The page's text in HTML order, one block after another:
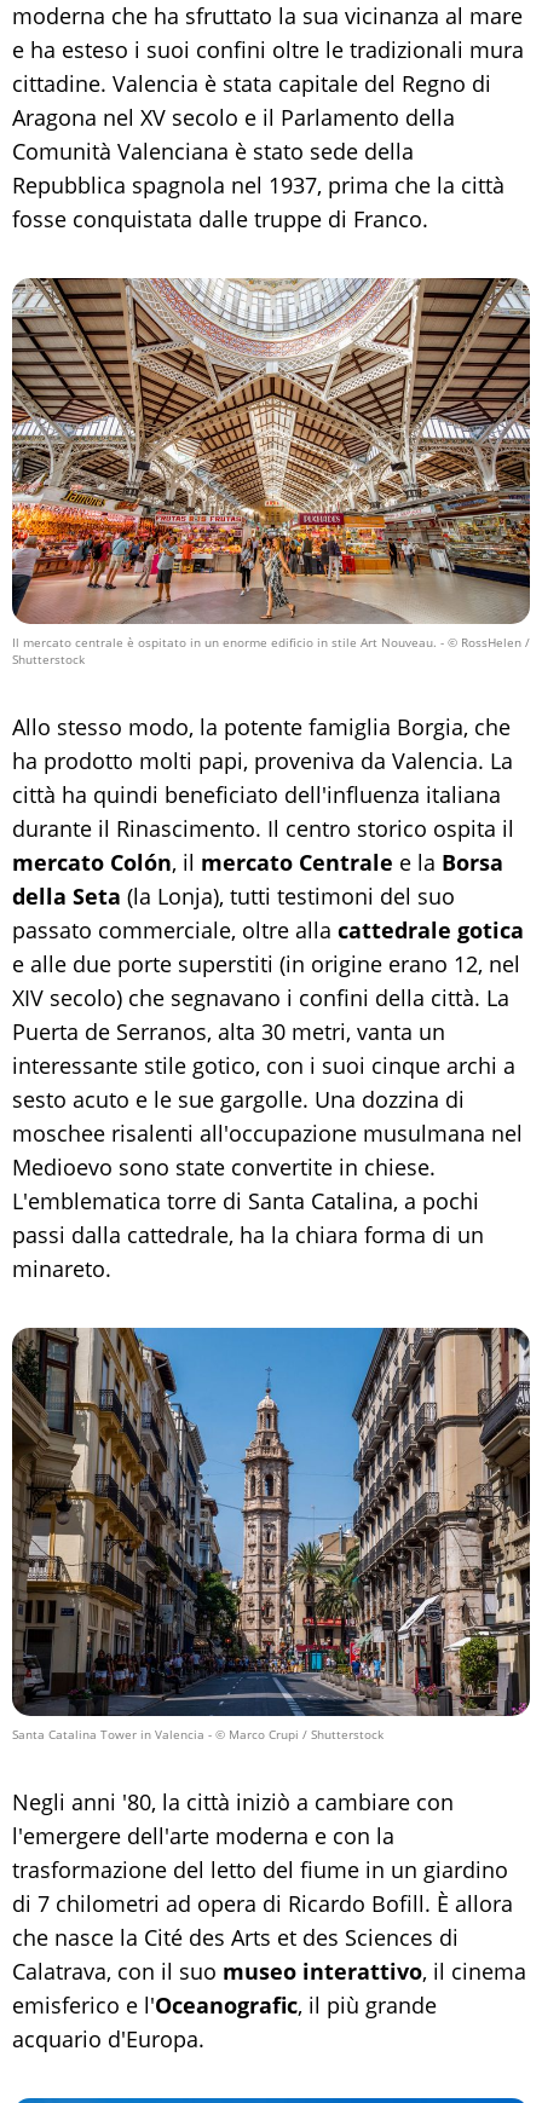
moderna che ha sfruttato la sua vicinanza al mare
e ha esteso i suoi confini oltre le tradizionali mura
cittadine. Valencia è stata capitale del Regno di
Aragona nel XV secolo e il Parlamento della
Comunità Valenciana è stato sede della
Repubblica spagnola nel 1937, prima che la città
fosse conquistata dalle truppe di Franco.
Il mercato centrale è ospitato in un enorme edificio in stile Art Nouveau. - © RossHelen /
Shutterstock
Allo stesso modo, la potente famiglia Borgia, che
ha prodotto molti papi, proveniva da Valencia. La
città ha quindi beneficiato dell'influenza italiana
durante il Rinascimento. Il centro storico ospita il
mercato Colón, il mercato Centrale e la Borsa
della Seta (la Lonja), tutti testimoni del suo
passato commerciale, oltre alla cattedrale gotica
e alle due porte superstiti (in origine erano 12, nel
XIV secolo) che segnavano i confini della città. La
Puerta de Serranos, alta 30 metri, vanta un
interessante stile gotico, con i suoi cinque archi a
sesto acuto e le sue gargolle. Una dozzina di
moschee risalenti all'occupazione musulmana nel
Medioevo sono state convertite in chiese.
L'emblematica torre di Santa Catalina, a pochi
passi dalla cattedrale, ha la chiara forma di un
minareto.
Santa Catalina Tower in Valencia - © Marco Crupi / Shutterstock
Negli anni '80, la città iniziò a cambiare con
l'emergere dell'arte moderna e con la
trasformazione del letto del fiume in un giardino
di 7 chilometri ad opera di Ricardo Bofill. È allora
che nasce la Cité des Arts et des Sciences di
Calatrava, con il suo museo interattivo, il cinema
emisferico e l'Oceanografic, il più grande
acquario d'Europa.